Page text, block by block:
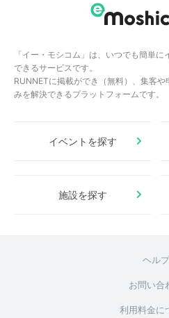
「イー・モシコム」は、いつでも簡単
できるサービスです。
RUNNETに掲載ができ（無料）、集客
みを解決できるプラットフォームです。
イベントを探す
施設を探す
ヘルプ
お問い合
利用料金に